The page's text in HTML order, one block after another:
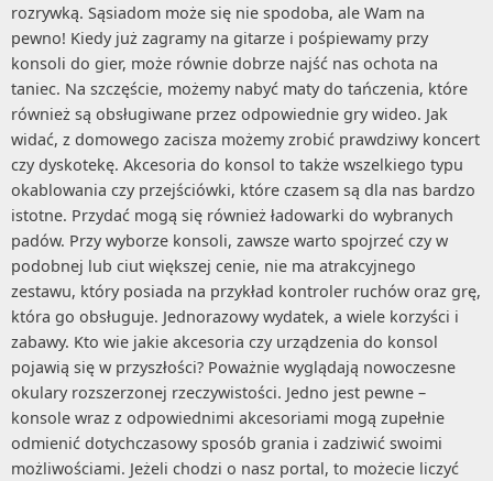
rozrywką. Sąsiadom może się nie spodoba, ale Wam na
pewno! Kiedy już zagramy na gitarze i pośpiewamy przy
konsoli do gier, może równie dobrze najść nas ochota na
taniec. Na szczęście, możemy nabyć maty do tańczenia, które
również są obsługiwane przez odpowiednie gry wideo. Jak
widać, z domowego zacisza możemy zrobić prawdziwy koncert
czy dyskotekę. Akcesoria do konsol to także wszelkiego typu
okablowania czy przejściówki, które czasem są dla nas bardzo
istotne. Przydać mogą się również ładowarki do wybranych
padów. Przy wyborze konsoli, zawsze warto spojrzeć czy w
podobnej lub ciut większej cenie, nie ma atrakcyjnego
zestawu, który posiada na przykład kontroler ruchów oraz grę,
która go obsługuje. Jednorazowy wydatek, a wiele korzyści i
zabawy. Kto wie jakie akcesoria czy urządzenia do konsol
pojawią się w przyszłości? Poważnie wyglądają nowoczesne
okulary rozszerzonej rzeczywistości. Jedno jest pewne –
konsole wraz z odpowiednimi akcesoriami mogą zupełnie
odmienić dotychczasowy sposób grania i zadziwić swoimi
możliwościami. Jeżeli chodzi o nasz portal, to możecie liczyć